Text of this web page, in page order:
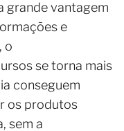
grande vantagem
e
o
se torna mais
conseguem
os produtos
sem a